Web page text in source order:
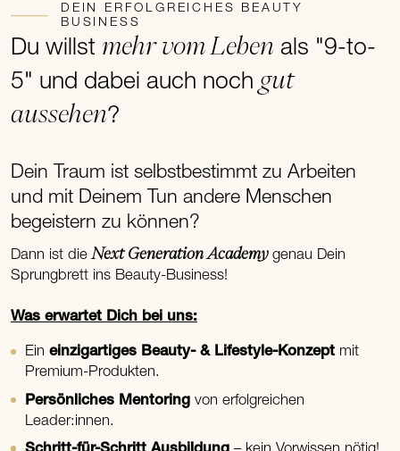
DEIN ERFOLGREICHES BEAUTY
BUSINESS
Du willstmehr vom Leben als "9-to-
5" und dabei auch nochgut
aussehen?
Dein Traum ist selbstbestimmt zu Arbeiten
und mit Deinem Tun andere Menschen
begeistern zu können?
Dann ist dieNext Generation Academygenau Dein
Sprungbrett ins Beauty-Business!
Was erwartet Dich bei uns:
Ein einzigartiges Beauty- & Lifestyle-Konzeptmit
Premium-Produkten.
Persönliches Mentoringvon erfolgreichen
Leader:innen.